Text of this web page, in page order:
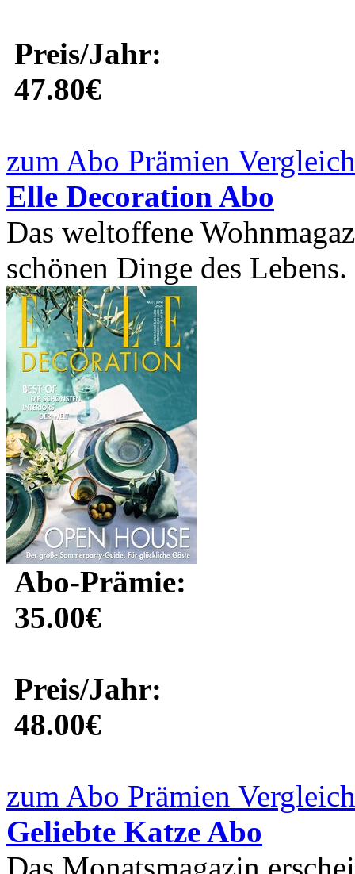
Preis/Jahr:
47.80€
zum Abo Prämien
Elle Decoration Abo
Das weltoffene
schönen Dinge des
Abo-Prämie:
35.00€
Preis/Jahr:
48.00€
zum Abo Prämien
Geliebte Katze Abo
Das Monatsmagazin